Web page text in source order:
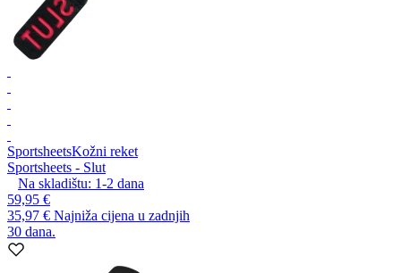
SportsheetsKožni reket
Sportsheets - Slut
Na skladištu: 1-2 dana
59,95 €
35,97 € Najniža cijena u zadnjih
30 dana.